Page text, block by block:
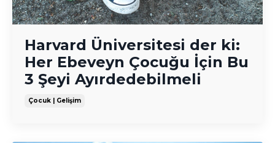
Harvard Üniversitesi der ki:
Her Ebeveyn Çocuğu İçin Bu
3 Şeyi Ayırdedebilmeli
Çocuk | Gelişim